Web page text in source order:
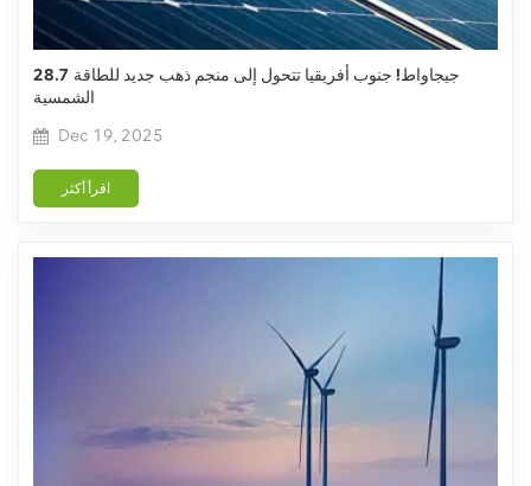
28.7 جيجاواط! جنوب أفريقيا تتحول إلى منجم ذهب جديد للطاقة
الشمسية
Dec 19, 2025
اقرأ أكثر